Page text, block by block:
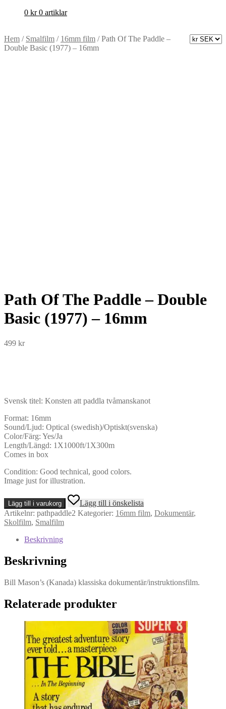
0 kr 0 artiklar
Hem / Smalfilm / 16mm film /Path Of The Paddle –
Double Basic (1977) – 16mm
Path Of The Paddle – Double
Basic (1977) – 16mm
499 kr
Svensk titel: Konsten att paddla tvåmanskanot
Format: 16mm
Sound/Ljud: Optical (swedish)/Optiskt(svenska)
Color/Färg: Yes/Ja
Length/Längd: 1X1000ft/1X300m
Comes in box
Condition: Good technical, good colors.
Image just for illustration.
Path
Of
The
Paddle
Double
(1977)
16mm
Lägg till i varukorg
Lägg till i önskelista
Artikelnr: pathpaddle2 Kategorier: 16mm film, Dokumentär,
Skolfilm, Smalfilm
Beskrivning
Beskrivning
Bill Mason’s (Kanada) klassiska dokumentär/instruktionsfilm.
Relaterade produkter